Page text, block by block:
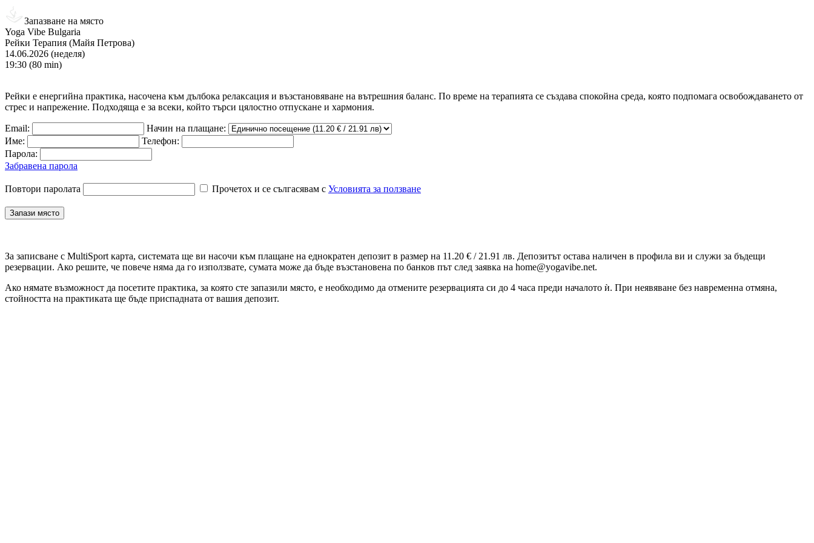
Запазване на място
Yoga Vibe Bulgaria
Рейки Терапия (Майя Петрова)
14.06.2026 (неделя)
19:30 (80 min)
Рейки е енергийна практика, насочена към дълбока релаксация и възстановяване на вътрешния баланс. По време на терапията се създава спокойна среда, която подпомага освобождаването от
стрес и напрежение. Подходяща е за всеки, който търси цялостно отпускане и хармония.
Email:
Начин на плащане:
Име:
Телефон:
Парола:
Забравена парола
Повтори паролата Прочетох и се сългасявам с Условията за ползване
За записване с MultiSport карта, системата ще ви насочи към плащане на еднократен депозит в размер на 11.20 € / 21.91 лв. Депозитът остава наличен в профила ви и служи за бъдещи
резервации. Ако решите, че повече няма да го използвате, сумата може да бъде възстановена по банков път след заявка на home@yogavibe.net.
Ако нямате възможност да посетите практика, за която сте запазили място, е необходимо да отмените резервацията си до 4 часа преди началото ѝ. При неявяване без навременна отмяна,
стойността на практиката ще бъде приспадната от вашия депозит.